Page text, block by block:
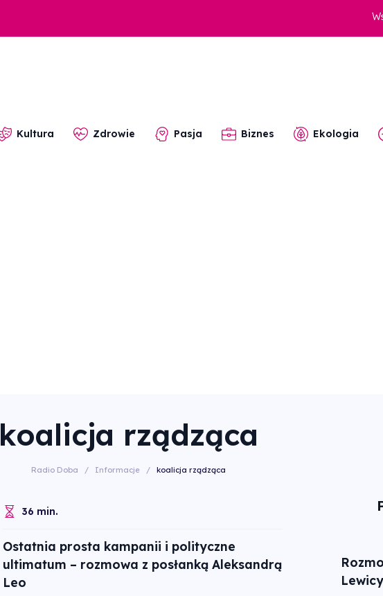
Kultura Zdrowie Pasja Biznes Ekologia
koalicja rządząca
Radio Doba / Informacje / koalicja rządząca
36 min.
Ostatnia prosta kampanii i polityczne
ultimatum – rozmowa z posłanką Aleksandrą
Leo